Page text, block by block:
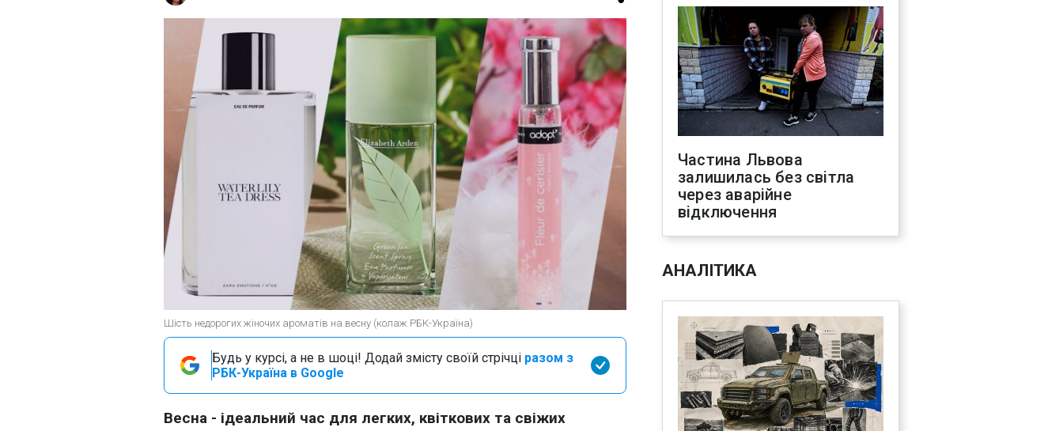
Шість недорогих жіночих ароматів на весну (колаж РБК-Україна)
Будь у курсі, а не в шоці! Додай змісту своїй стрічці разом з
РБК-Україна в Google
Весна - ідеальний час для легких, квіткових та свіжих
Частина Львова
залишилась без світла
через аварійне
відключення
АНАЛІТИКА